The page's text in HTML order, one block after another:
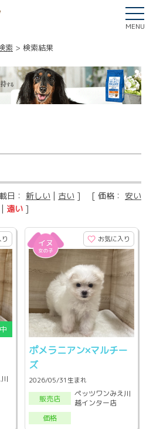
MENU
索 検索結果
： 新しい | 古い ] [ 価格： 安い
| 遠い ]
お気に入り
ポメラニアン×マルチー
ズ
2026/05/31生まれ
販売店
ペッツワンみえ川
越インター店
価格